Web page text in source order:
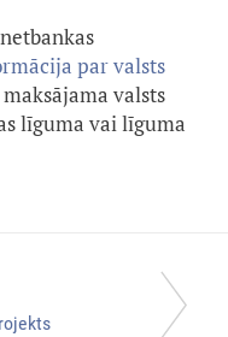
par valsts
valsts
līguma vai līguma